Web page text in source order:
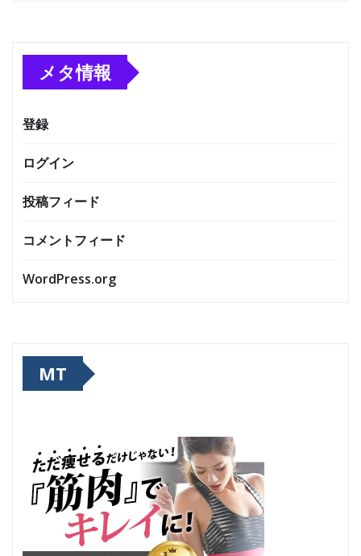
メタ情報
登録
ログイン
投稿フィード
コメントフィード
WordPress.org
MT